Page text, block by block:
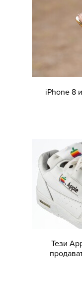
iPhone 8
Тези